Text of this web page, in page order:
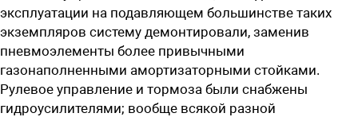
эксплуатации на подавляющем большинстве таких
экземпляров систему демонтировали, заменив
пневмоэлементы более привычными
газонаполненными амортизаторными стойками.
Рулевое управление и тормоза были снабжены
гидроусилителями; вообще всякой разной